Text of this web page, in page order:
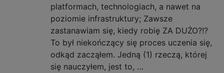
platformach, technologiach, a nawet na
poziomie infrastruktury; Zawsze
zastanawiam się, kiedy robię ZA DUŻO?!?
To był niekończący się proces uczenia się,
odkąd zacząłem. Jedną (1) rzeczą, której
się nauczyłem, jest to, …